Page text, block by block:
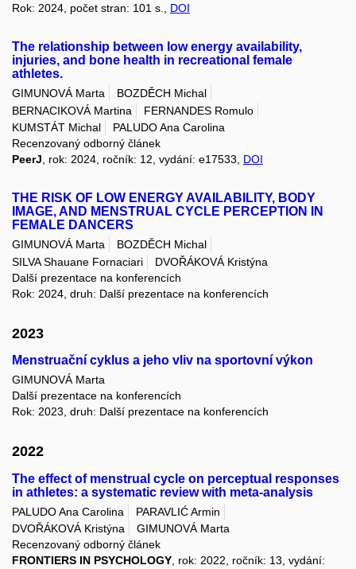
Rok: 2024, počet stran: 101 s., DOI
The relationship between low energy availability,
injuries, and bone health in recreational female
athletes.
GIMUNOVÁ Marta
BOZDĚCH Michal
BERNACIKOVÁ Martina
FERNANDES Romulo
KUMSTÁT Michal
PALUDO Ana Carolina
Recenzovaný odborný článek
PeerJ , rok: 2024, ročník: 12, vydání: e17533, DOI
THE RISK OF LOW ENERGY AVAILABILITY, BODY
IMAGE, AND MENSTRUAL CYCLE PERCEPTION IN
FEMALE DANCERS
GIMUNOVÁ Marta
BOZDĚCH Michal
SILVA Shauane Fornaciari
DVOŘÁKOVÁ Kristýna
Další prezentace na konferencích
Rok: 2024, druh: Další prezentace na konferencích
2023
Menstruační cyklus a jeho vliv na sportovní výkon
GIMUNOVÁ Marta
Další prezentace na konferencích
Rok: 2023, druh: Další prezentace na konferencích
2022
The effect of menstrual cycle on perceptual responses
in athletes: a systematic review with meta-analysis
PALUDO Ana Carolina
PARAVLIĆ Armin
DVOŘÁKOVÁ Kristýna
GIMUNOVÁ Marta
Recenzovaný odborný článek
FRONTIERS IN PSYCHOLOGY, rok: 2022, ročník: 13, vydání: